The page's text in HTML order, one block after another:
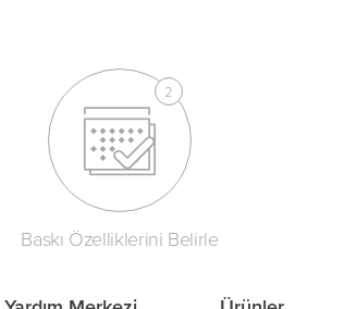
Baskı Özelliklerini Belirle